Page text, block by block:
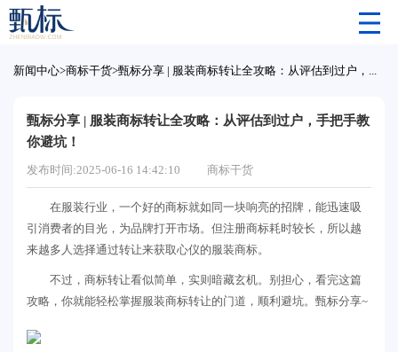
新闻中心>商标干货> 甄标分享 | 服装商标转让全攻略：从评估到过户，手把手教你避坑！
甄标分享 | 服装商标转让全攻略：从评估到过户，手把手教
你避坑！
发布时间:2025-06-16 14:42:10 商标干货
在服装行业，一个好的商标就如同一块响亮的招牌，能迅速吸
引消费者的目光，为品牌打开市场。但注册商标耗时较长，所以越
来越多人选择通过转让来获取心仪的服装商标。
不过，商标转让看似简单，实则暗藏玄机。别担心，看完这篇
攻略，你就能轻松掌握服装商标转让的门道，顺利避坑。甄标分享~